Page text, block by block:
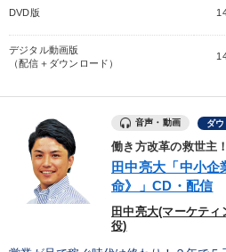
DVD版
デジタル動画版
（配信＋ダウンロード）
音声・動画 ダ
働き方改革の救世主
田中亮大「中小
命》」CD・配信
田中亮大(マーケテ
役)